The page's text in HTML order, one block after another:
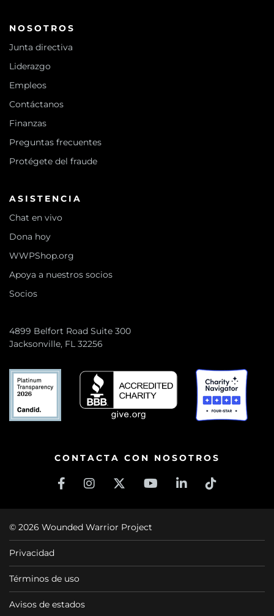
NOSOTROS
Junta directiva
Liderazgo
Empleos
Contáctanos
Finanzas
Preguntas frecuentes
Protégete del fraude
ASISTENCIA
Chat en vivo
Dona hoy
WWPShop.org
Apoya a nuestros socios
Socios
4899 Belfort Road Suite 300
Jacksonville, FL 32256
CONTACTA CON NOSOTROS
© 2026 Wounded Warrior Project
Privacidad
Términos de uso
Avisos de estados